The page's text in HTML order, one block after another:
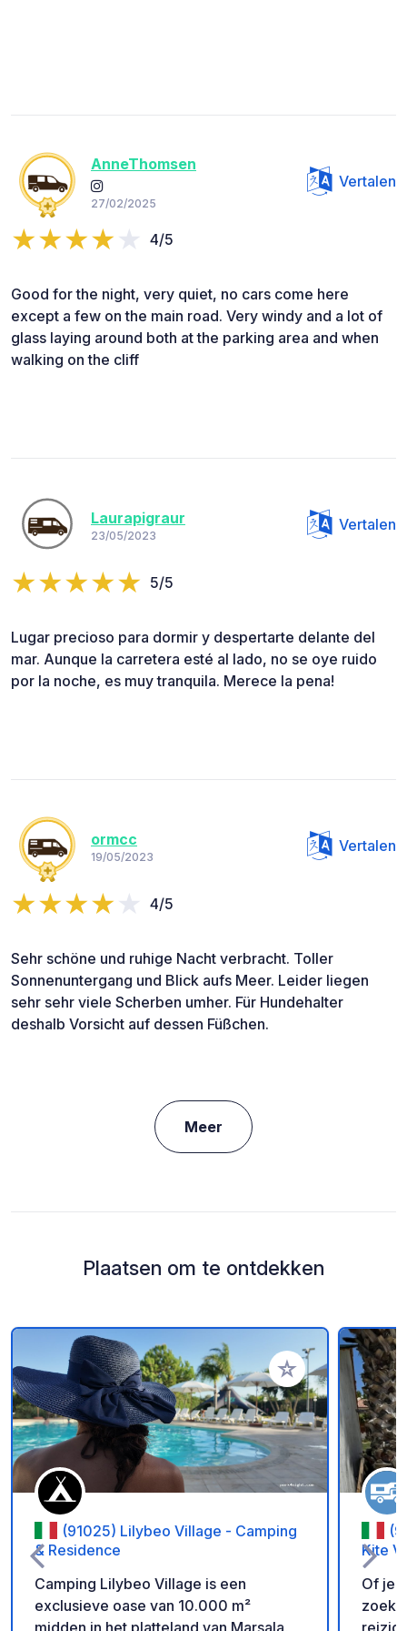
AnneThomsen
27/02/2025
Vertalen
4/5
Good for the night, very quiet, no cars come here
except a few on the main road. Very windy and a lot of
glass laying around both at the parking area and when
walking on the cliff
Laurapigraur
23/05/2023
Vertalen
5/5
Lugar precioso para dormir y despertarte delante del
mar. Aunque la carretera esté al lado, no se oye ruido
por la noche, es muy tranquila. Merece la pena!
ormcc
19/05/2023
Vertalen
4/5
Sehr schöne und ruhige Nacht verbracht. Toller
Sonnenuntergang und Blick aufs Meer. Leider liegen
sehr sehr viele Scherben umher. Für Hundehalter
deshalb Vorsicht auf dessen Füßchen.
Meer
Plaatsen om te ontdekken
Voeg toe aan je
(91025) Lilybeo Village - Camping
& Residence
Camping Lilybeo Village is een
exclusieve oase van 10.000 m²
Kite
Of je
zoek